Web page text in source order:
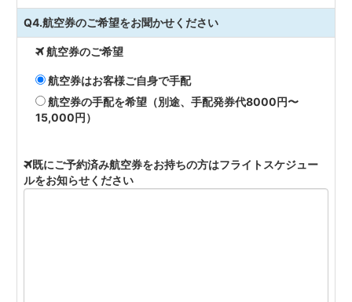
Q4.航空券のご希望をお聞かせください
航空券のご希望
航空券はお客様ご自身で手配
航空券の手配を希望（別途、手配発券代8000円〜
15,000円）
既にご予約済み航空券をお持ちの方はフライトスケジュー
ルをお知らせください